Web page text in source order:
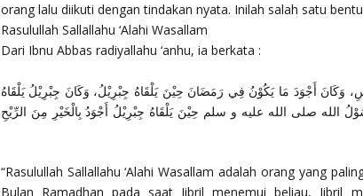
orang lalu diikuti dengan tindakan nyata. Inilah salah satu
Rasulullah Sallallahu ‘Alahi Wasallam
Dari Ibnu Abbas radiyallahu ‘anhu, ia berkata :
وَكَانَ أَجْوَدَ مَا يَكُوْنُ فِي رَمَضَانَ حِيْنَ يَلْقَاهُ جِبْرِيْلُ، وَكَانَ جِبْرِيْلُ يَلْقَاهُ
الله صلى الله عليه و سلم حِيْنَ يَلْقَاهُ جِبْرِيْلُ أَجْوَدُ بِالْخَيْرِ مِنَ الرِّيْحِ
“Rasulullah Sallallahu ‘Alahi Wasallam adalah orang yang
Bulan Ramadhan pada saat Jibril menemui beliau, Jibril